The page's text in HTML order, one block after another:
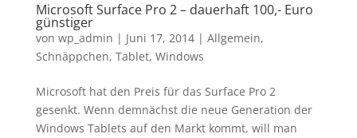
Microsoft Surface Pro 2 – dauerhaft 100,- Euro
günstiger
von wp_admin | Juni 17, 2014| Allgemein,
Schnäppchen, Tablet, Windows
Microsoft hat den Preis für das Surface Pro 2
gesenkt. Wenn demnächst die neue Generation der
Windows Tablets auf den Markt kommt, will man